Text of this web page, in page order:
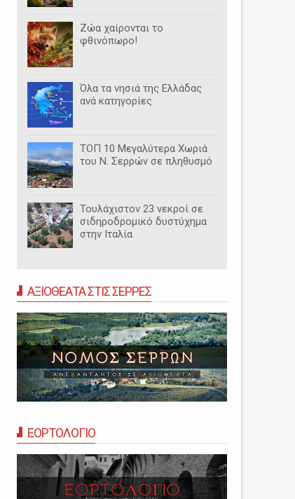
Ζώα χαίρονται το
φθινόπωρο!
Όλα τα νησιά της Ελλάδας
ανά κατηγορίες
ΤΟΠ 10 Μεγαλύτερα Χωριά
του Ν. Σερρών σε πληθυσμό
Τουλάχιστον 23 νεκροί σε
σιδηροδρομικό δυστύχημα
στην Ιταλία
ΑΞΙΟΘΕΑΤΑ ΣΤΙΣ ΣΕΡΡΕΣ
ΕΟΡΤΟΛΟΓΙΟ